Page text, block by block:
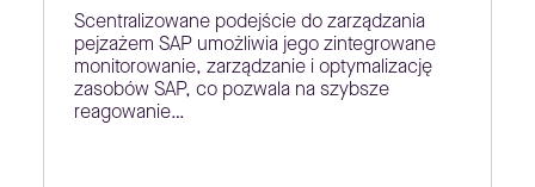
Scentralizowane podejście do zarządzania
pejzażem SAP umożliwia jego zintegrowane
monitorowanie, zarządzanie i optymalizację
zasobów SAP, co pozwala na szybsze
reagowanie…